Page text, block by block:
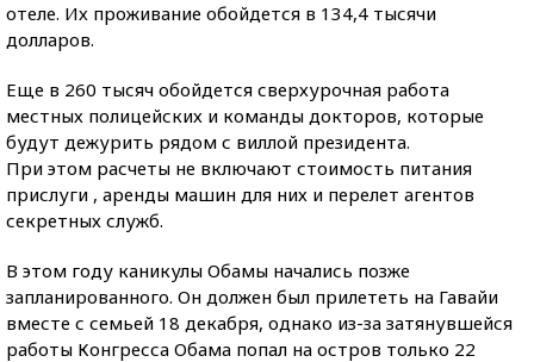
отеле. Их проживание обойдется в 134,4 тысячи
долларов.
Еще в 260 тысяч обойдется сверхурочная работа
местных полицейских и команды докторов, которые
будут дежурить рядом с виллой президента.
При этом расчеты не включают стоимость питания
прислуги , аренды машин для них и перелет агентов
секретных служб.
В этом году каникулы Обамы начались позже
запланированного. Он должен был прилететь на Гавайи
вместе с семьей 18 декабря, однако из-за затянувшейся
работы Конгресса Обама попал на остров только 22